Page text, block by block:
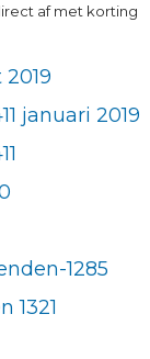
af met korting
januari 2019
1285
1321